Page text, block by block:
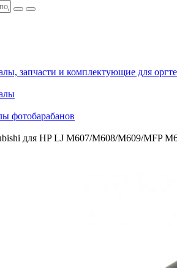
запчасти и комплектующие для
фотобарабанов
для HP LJ M607/­M608/­M609/­MFP